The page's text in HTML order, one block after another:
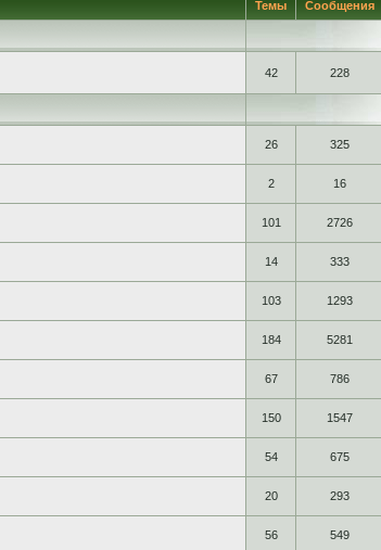
Темы Сообщения
42 228
26 325
2 16
101 2726
14 333
103 1293
184 5281
67 786
150 1547
54 675
20 293
56 549